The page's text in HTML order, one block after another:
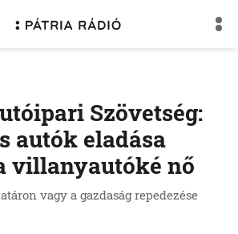
Szövetség:
autók eladása
villanyautóké nő
vagy a gazdaság repedezése